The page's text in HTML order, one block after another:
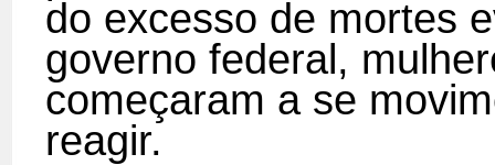
do excesso de mortes
governo federal,
começaram a se
reagir.